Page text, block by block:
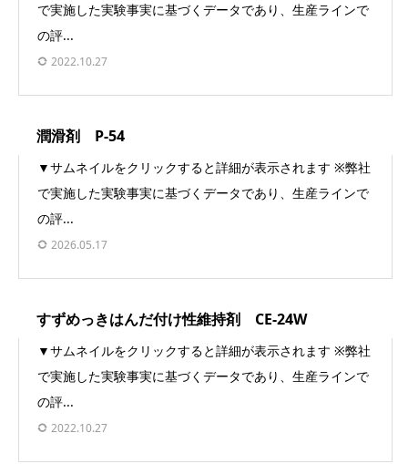
で実施した実験事実に基づくデータであり、生産ラインで
の評...
2022.10.27
潤滑剤 P-54
▼サムネイルをクリックすると詳細が表示されます ※弊社
で実施した実験事実に基づくデータであり、生産ラインで
の評...
2026.05.17
すずめっきはんだ付け性維持剤 CE-24W
▼サムネイルをクリックすると詳細が表示されます ※弊社
で実施した実験事実に基づくデータであり、生産ラインで
の評...
2022.10.27